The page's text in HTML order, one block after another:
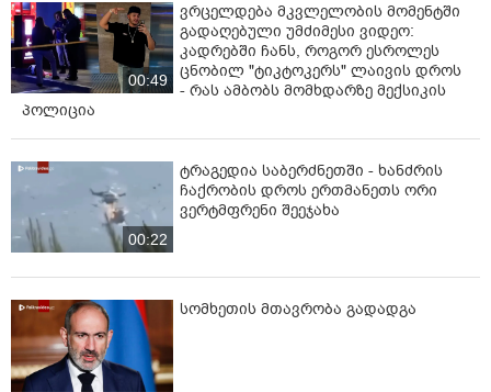
00:49
ვრცელდება მკვლელობის მომენტში
გადაღებული უმძიმესი ვიდეო:
კადრებში ჩანს, როგორ ესროლეს
ცნობილ "ტიკტოკერს" ლაივის დროს
- რას ამბობს მომხდარზე მექსიკის
პოლიცია
00:22
ტრაგედია საბერძნეთში - ხანძრის
ჩაქრობის დროს ერთმანეთს ორი
ვერტმფრენი შეეჯახა
სომხეთის მთავრობა გადადგა